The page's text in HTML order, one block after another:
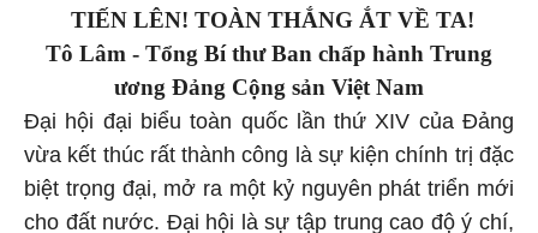
TIẾN LÊN! TOÀN THẮNG ẮT VỀ TA!
Tô Lâm - Tổng Bí thư Ban chấp hành Trung
ương Đảng Cộng sản Việt Nam
Đại hội đại biểu toàn quốc lần thứ XIV của Đảng
vừa kết thúc rất thành công là sự kiện chính trị đặc
biệt trọng đại, mở ra một kỷ nguyên phát triển mới
cho đất nước. Đại hội là sự tập trung cao độ ý chí,